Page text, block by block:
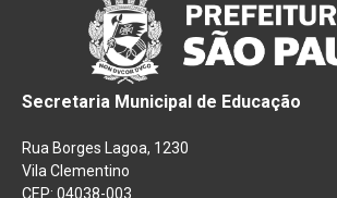
Secretaria Municipal de Educação
Rua Borges Lagoa, 1230
Vila Clementino
CEP: 04038-003